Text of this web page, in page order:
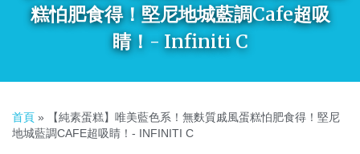
糕怕肥食得！堅尼地城藍調cafe超吸
睛！- Infiniti C
首頁 »
【純素蛋糕】唯美藍色系！無麩質戚風蛋糕怕肥食得！堅尼
地城藍調CAFE超吸睛！- INFINITI C